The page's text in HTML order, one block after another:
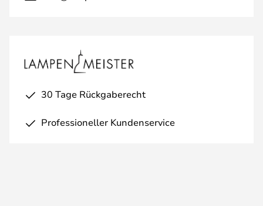
30 Tage Rückgaberecht
Professioneller Kundenservice